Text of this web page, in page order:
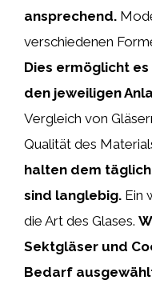
ansprechend.
verschiedenen
Dies ermöglicht
den jeweiligen
Vergleich von
Qualität des
halten dem
sind langlebig. Ein
die Art des Glases.
Sektgläser und
Bedarf